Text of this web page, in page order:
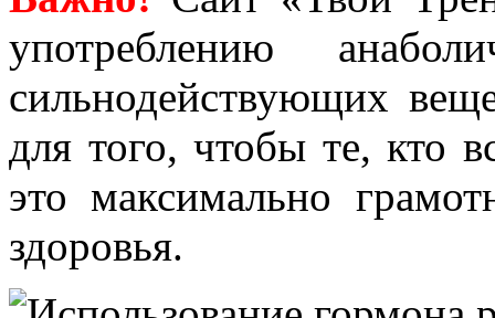
употреблению
сильнодействующих
для того, чтобы те, кто
это максимально
здоровья.